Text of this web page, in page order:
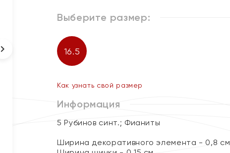
Выберите размер:
16.5
Как узнать свой размер
Информация
5 Рубинов синт.; Фианиты
Ширина декоративного элемента - 0,8 см